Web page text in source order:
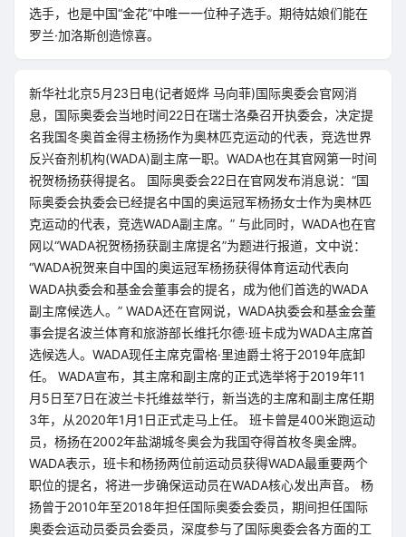
选手，也是中国“金花”中唯一一位种子选手。期待姑娘们能在
罗兰·加洛斯创造惊喜。
新华社北京5月23日电(记者姬烨 马向菲)国际奥委会官网消
息，国际奥委会当地时间22日在瑞士洛桑召开执委会，决定提
名我国冬奥首金得主杨扬作为奥林匹克运动的代表，竞选世界
反兴奋剂机构(WADA)副主席一职。WADA也在其官网第一时间
祝贺杨扬获得提名。 国际奥委会22日在官网发布消息说：“国
际奥委会执委会已经提名中国的奥运冠军杨扬女士作为奥林匹
克运动的代表，竞选WADA副主席。” 与此同时，WADA也在官
网以“WADA祝贺杨扬获副主席提名”为题进行报道，文中说：
“WADA祝贺来自中国的奥运冠军杨扬获得体育运动代表向
WADA执委会和基金会董事会的提名，成为他们首选的WADA
副主席候选人。” WADA还在官网说，WADA执委会和基金会董
事会提名波兰体育和旅游部长维托尔德·班卡成为WADA主席首
选候选人。WADA现任主席克雷格·里迪爵士将于2019年底卸
任。 WADA宣布，其主席和副主席的正式选举将于2019年11
月5日至7日在波兰卡托维兹举行，新当选的主席和副主席任期
3年，从2020年1月1日正式走马上任。 班卡曾是400米跑运动
员，杨扬在2002年盐湖城冬奥会为我国夺得首枚冬奥金牌。
WADA表示，班卡和杨扬两位前运动员获得WADA最重要两个
职位的提名，将进一步确保运动员在WADA核心发出声音。 杨
扬曾于2010年至2018年担任国际奥委会委员，期间担任国际
奥委会运动员委员会委员，深度参与了国际奥委会各方面的工